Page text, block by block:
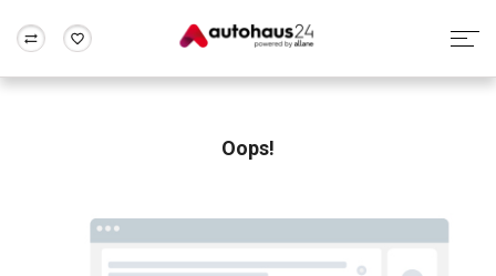
Rund um die Inzahlungnahme
Oops!